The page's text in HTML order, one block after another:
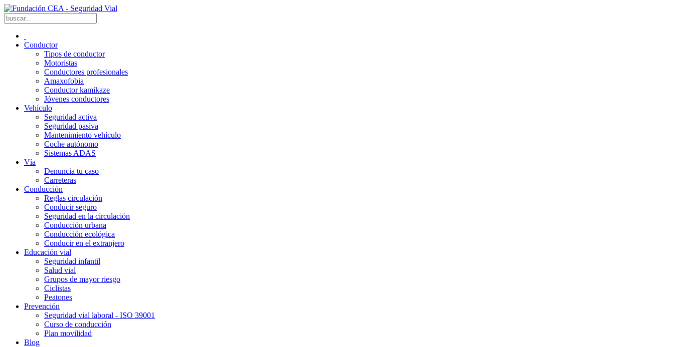
Conductor
Tipos de conductor
Motoristas
Conductores profesionales
Amaxofobia
Conductor kamikaze
Jóvenes conductores
Vehículo
Seguridad activa
Seguridad pasiva
Mantenimiento vehículo
Coche autónomo
Sistemas ADAS
Vía
Denuncia tu caso
Carreteras
Conducción
Reglas circulación
Conducir seguro
Seguridad en la circulación
Conducción urbana
Conducción ecológica
Conducir en el extranjero
Educación vial
Seguridad infantil
Salud vial
Grupos de mayor riesgo
Ciclistas
Peatones
Prevención
Seguridad vial laboral - ISO 39001
Curso de conducción
Plan movilidad
Blog